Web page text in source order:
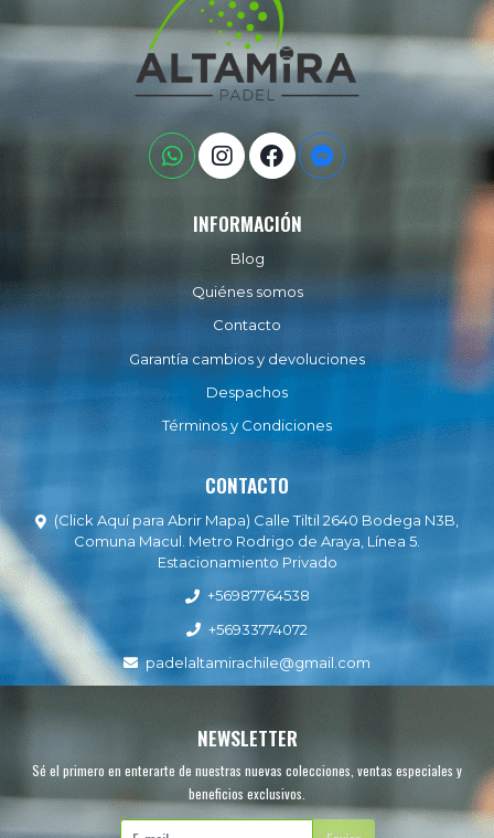
INFORMACIÓN
Blog
Quiénes somos
Contacto
Garantía cambios y devoluciones
Despachos
Términos y Condiciones
CONTACTO
(Click Aquí para Abrir Mapa) Calle Tiltil 2640 Bodega N3B,
Comuna Macul. Metro Rodrigo de Araya, Línea 5.
Estacionamiento Privado
+56987764538
+56933774072
padelaltamirachile@gmail.com
NEWSLETTER
Sé el primero en enterarte de nuestras nuevas colecciones, ventas especiales y
beneficios exclusivos.